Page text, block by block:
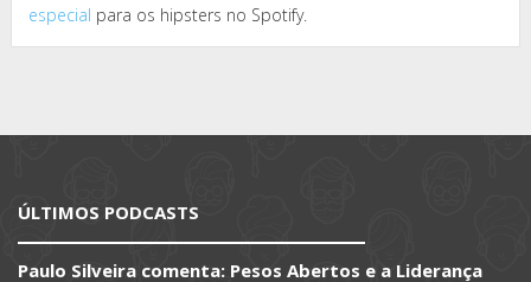
especial para os hipsters no Spotify.
ÚLTIMOS PODCASTS
Paulo Silveira comenta: Pesos Abertos e a Liderança